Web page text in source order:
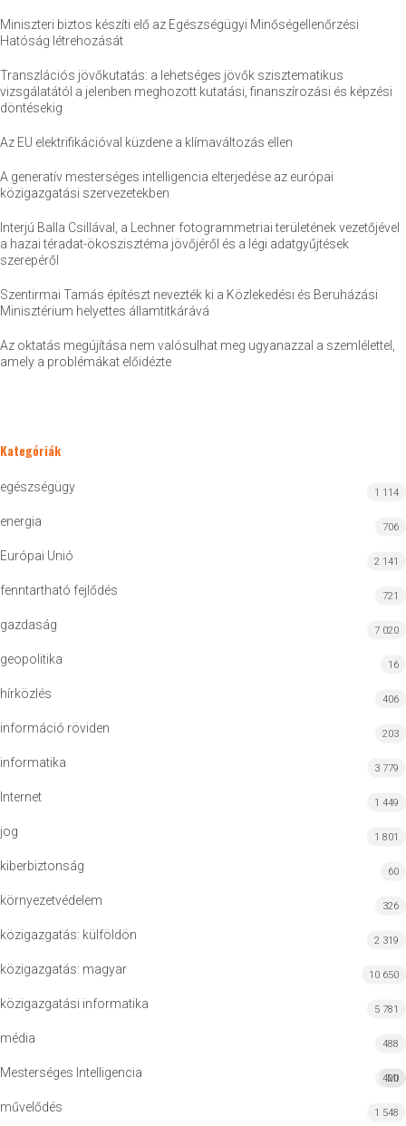
Miniszteri biztos készíti elő az Egészségügyi Minőségellenőrzési
Hatóság létrehozását
Transzlációs jövőkutatás: a lehetséges jövők szisztematikus
vizsgálatától a jelenben meghozott kutatási, finanszírozási és képzési
döntésekig
Az EU elektrifikációval küzdene a klímaváltozás ellen
A generatív mesterséges intelligencia elterjedése az európai
közigazgatási szervezetekben
Interjú Balla Csillával, a Lechner fotogrammetriai területének vezetőjével
a hazai téradat-ökoszisztéma jövőjéről és a légi adatgyűjtések
szerepéről
Szentirmai Tamás építészt nevezték ki a Közlekedési és Beruházási
Minisztérium helyettes államtitkárává
Az oktatás megújítása nem valósulhat meg ugyanazzal a szemlélettel,
amely a problémákat előidézte
Kategóriák
egészségügy 1 114
energia 706
Európai Unió 2 141
fenntartható fejlődés 721
gazdaság 7 020
geopolitika 16
hírközlés 406
információ röviden 203
informatika 3 779
Internet 1 449
jog 1 801
kiberbiztonság 60
környezetvédelem 326
közigazgatás: külföldön 2 319
közigazgatás: magyar 10 650
közigazgatási informatika 5 781
média 488
Mesterséges Intelligencia MI
420
művelődés 1 548